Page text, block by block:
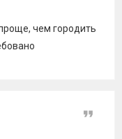
чем городить
Цитата